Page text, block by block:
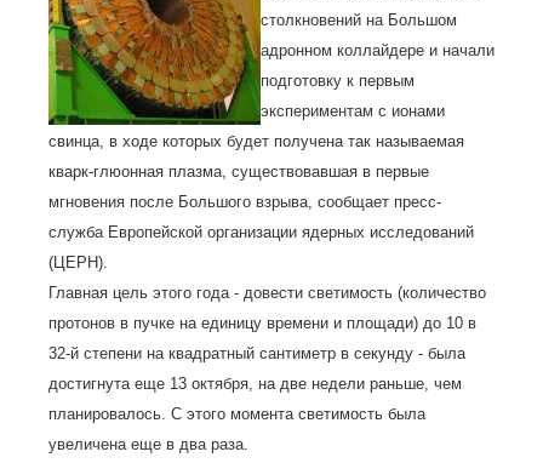
столкновений на Большом
адронном коллайдере и начали
подготовку к первым
экспериментам с ионами
свинца, в ходе которых будет получена так называемая
кварк-глюонная плазма, существовавшая в первые
мгновения после Большого взрыва, сообщает пресс-
служба Европейской организации ядерных исследований
(ЦЕРН).
Главная цель этого года - довести светимость (количество
протонов в пучке на единицу времени и площади) до 10 в
32-й степени на квадратный сантиметр в секунду - была
достигнута еще 13 октября, на две недели раньше, чем
планировалось. С этого момента светимость была
увеличена еще в два раза.